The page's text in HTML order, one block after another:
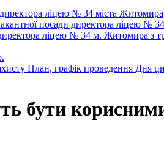
ліцею № 34 міста Житомира
посади директора ліцею №
ліцею № 34 м. Житомира з
План, графік проведення Дня
бути